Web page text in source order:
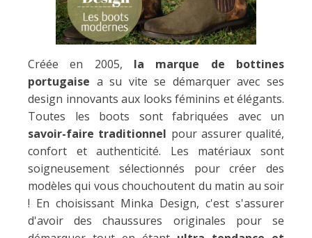
Créée en 2005, la marque de bottines
portugaise a su vite se démarquer avec ses
design innovants aux looks féminins et élégants.
Toutes les boots sont fabriquées avec un
savoir-faire traditionnel pour assurer qualité,
confort et authenticité. Les matériaux sont
soigneusement sélectionnés pour créer des
modèles qui vous chouchoutent du matin au soir
! En choisissant Minka Design, c'est s'assurer
d'avoir des chaussures originales pour se